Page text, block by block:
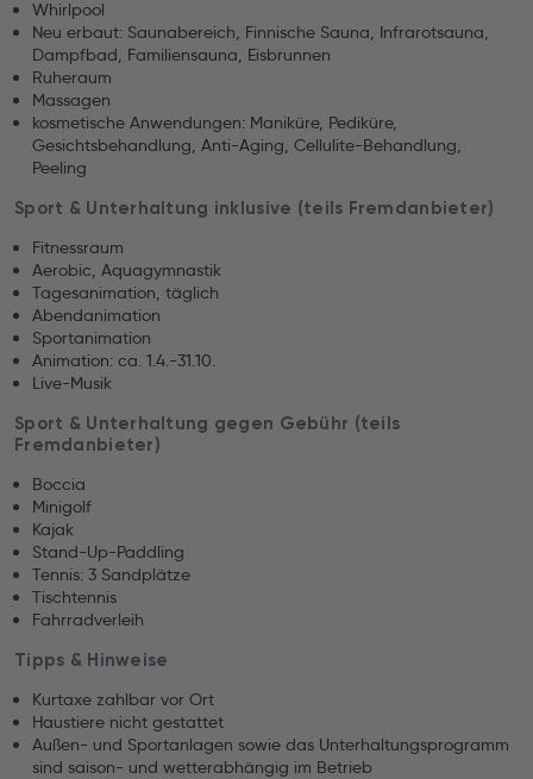
Whirlpool
Neu erbaut: Saunabereich, Finnische Sauna, Infrarotsauna,
Dampfbad, Familiensauna, Eisbrunnen
Ruheraum
Massagen
kosmetische Anwendungen: Maniküre, Pediküre,
Gesichtsbehandlung, Anti-Aging, Cellulite-Behandlung,
Peeling
Sport & Unterhaltung inklusive (teils Fremdanbieter)
Fitnessraum
Aerobic, Aquagymnastik
Tagesanimation, täglich
Abendanimation
Sportanimation
Animation: ca. 1.4.-31.10.
Live-Musik
Sport & Unterhaltung gegen Gebühr (teils
Fremdanbieter)
Boccia
Minigolf
Kajak
Stand-Up-Paddling
Tennis: 3 Sandplätze
Tischtennis
Fahrradverleih
Tipps & Hinweise
Kurtaxe zahlbar vor Ort
Haustiere nicht gestattet
Außen- und Sportanlagen sowie das Unterhaltungsprogramm
sind saison- und wetterabhängig im Betrieb